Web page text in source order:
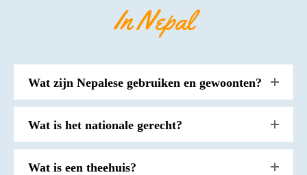
In Nepal
Wat zijn Nepalese gebruiken en gewoonten?
Wat is het nationale gerecht?
Wat is een theehuis?